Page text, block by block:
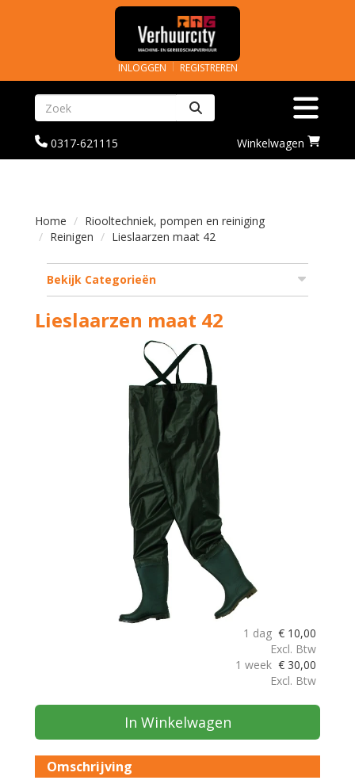
INLOGGEN REGISTREREN
Zoeken
Toggle
bel
ons
0317-621115
Ga
naar
Winkelwagen
Home
Riooltechniek, pompen en reiniging
Reinigen
Lieslaarzen maat 42
Bekijk Categorieën
Lieslaarzen maat 42
1 dag € 10,00
Excl. Btw
1 week € 30,00
Excl. Btw
In Winkelwagen
Omschrijving